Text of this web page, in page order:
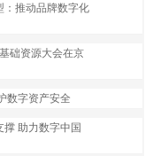
：推动品牌数字化
础资源大会在京
数字资产安全
撑 助力数字中国